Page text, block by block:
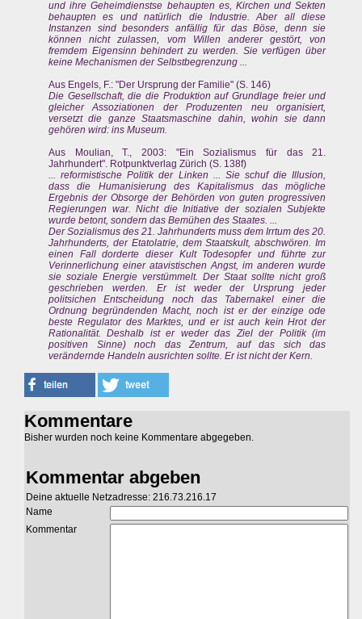
und ihre Geheimdienstse behaupten es, Kirchen und Sekten
behaupten es und natürlich die Industrie. Aber all diese
Instanzen sind besonders anfällig für das Böse, denn sie
können nicht zulassen, vom Willen anderer gestört, von
fremdem Eigensinn behindert zu werden. Sie verfügen über
keine Mechanismen der Selbstbegrenzung ...
Aus Engels, F.: "Der Ursprung der Familie" (S. 146)
Die Gesellschaft, die die Produktion auf Grundlage freier und
gleicher Assoziationen der Produzenten neu organisiert,
versetzt die ganze Staatsmaschine dahin, wohin sie dann
gehören wird: ins Museum.
Aus Moulian, T., 2003: "Ein Sozialismus für das 21.
Jahrhundert". Rotpunktverlag Zürich (S. 138f)
... reformistische Politik der Linken ... Sie schuf die Illusion,
dass die Humanisierung des Kapitalismus das mögliche
Ergebnis der Obsorge der Behörden von guten progressiven
Regierungen war. Nicht die Initiative der sozialen Subjekte
wurde betont, sondern das Bemühen des Staates. ...
Der Sozialismus des 21. Jahrhunderts muss dem Irrtum des 20.
Jahrhunderts, der Etatolatrie, dem Staatskult, abschwören. Im
einen Fall dorderte dieser Kult Todesopfer und führte zur
Verinnerlichung einer atavistischen Angst, im anderen wurde
sie soziale Energie verstümmelt. Der Staat sollte nicht groß
geschrieben werden. Er ist weder der Ursprung jeder
politsichen Entscheidung noch das Tabernakel einer die
Ordnung begründenden Macht, noch ist er der einzige ode
beste Regulator des Marktes, und er ist auch kein Hrot der
Rationalität. Deshalb ist er weder das Ziel der Politik (im
positiven Sinne) noch das Zentrum, auf das sich das
verändernde Handeln ausrichten sollte. Er ist nicht der Kern.
Kommentare
Bisher wurden noch keine Kommentare abgegeben.
Kommentar abgeben
Deine aktuelle Netzadresse: 216.73.216.17
Name
Kommentar